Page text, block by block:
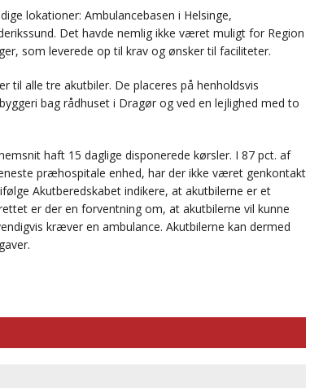
lokationer: Ambulancebasen i Helsinge,
Det havde nemlig ikke været muligt for Region
som leverede op til krav og ønsker til faciliteter.
til alle tre akutbiler. De placeres på henholdsvis
bag rådhuset i Dragør og ved en lejlighed med to
haft 15 daglige disponerede kørsler. I 87 pct. af
præhospitale enhed, har der ikke været genkontakt
Akutberedskabet indikere, at akutbilerne er et
er der en forventning om, at akutbilerne vil kunne
kræver en ambulance. Akutbilerne kan dermed